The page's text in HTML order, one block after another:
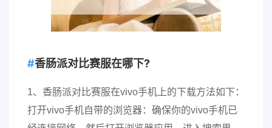
香肠派对比赛服在哪下?
1、香肠派对比赛服在vivo手机上的下载方法如下：
打开vivo手机自带的浏览器：确保你的vivo手机已